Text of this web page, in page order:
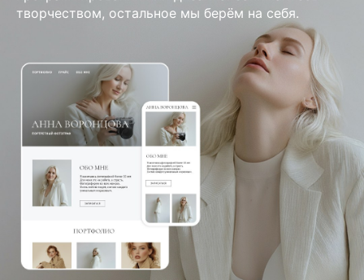
творчеством, остальное мы берём на себя.